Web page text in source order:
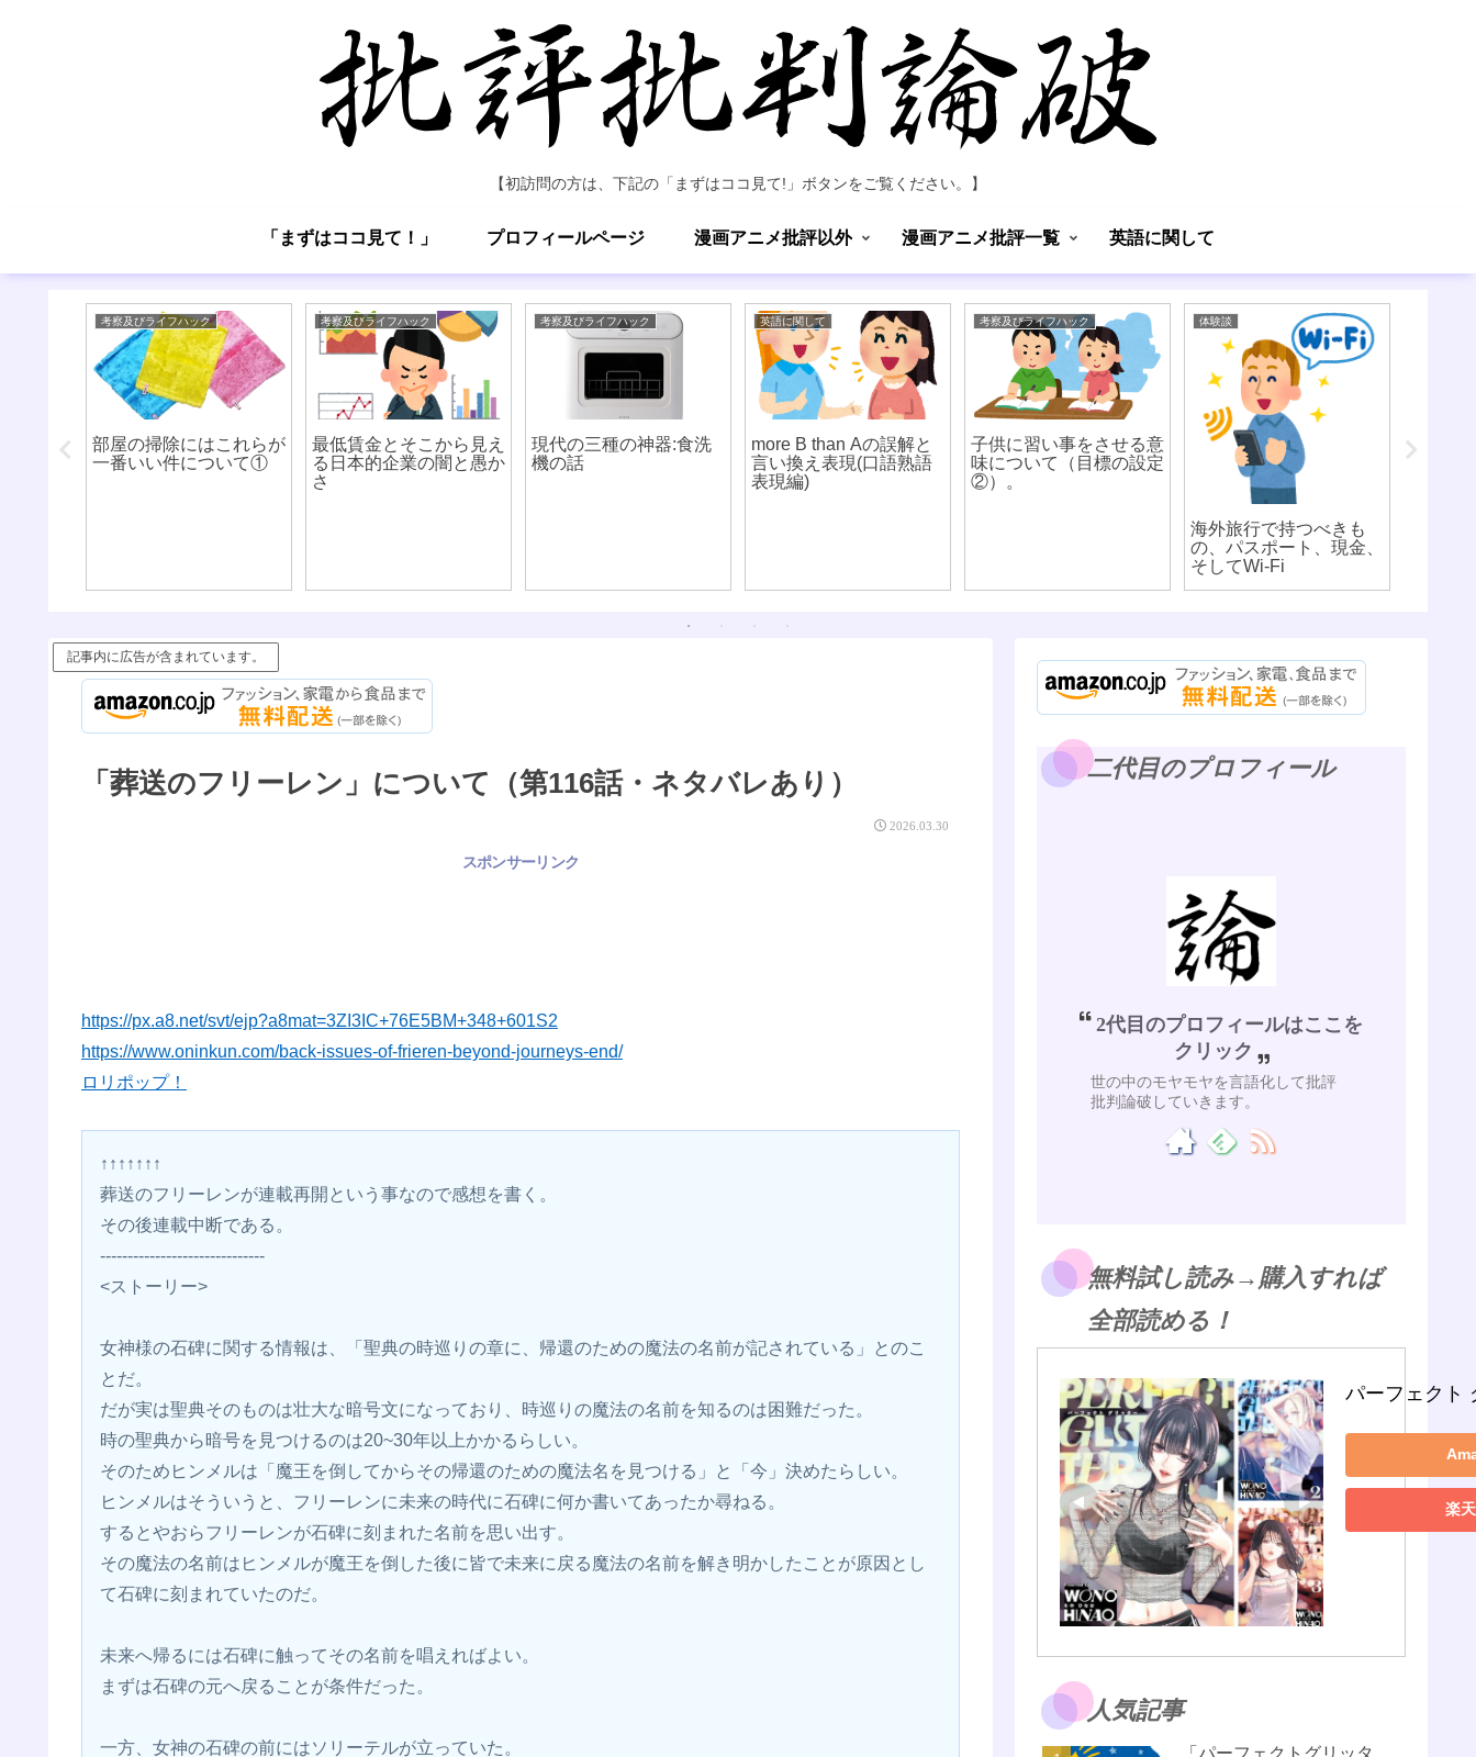
【初訪問の方は、下記の「まずはココ見て!」ボタンをご覧ください。】
「まずはココ見て！」 プロフィールページ 漫画アニメ批評以外 漫画アニメ批評一覧 英語に関して
いかに
考察及びライフハック
部屋の掃除にはこれらが
一番いい件について①
考察及びライフハック
最低賃金とそこから見え
る日本的企業の闇と愚か
さ
考察及びライフハック
現代の三種の神器:食洗
機の話
英語に関して
more B than Aの誤解と
言い換え表現(口語熟語
表現編)
考察及びライフハック
子供に習い事をさせる意
味について（目標の設定
②）。
体験談
海外旅行で持つべきも
の、パスポート、現金、
そしてWi-Fi
花粉症
記事内に広告が含まれています。
「葬送のフリーレン」について（第116話・ネタバレあり）
2026.03.30
スポンサーリンク
https://px.a8.net/svt/ejp?a8mat=3ZI3IC+76E5BM+348+601S2
https://www.oninkun.com/back-issues-of-frieren-beyond-journeys-end/
ロリポップ！
↑↑↑↑↑↑↑
葬送のフリーレンが連載再開という事なので感想を書く。
その後連載中断である。
------------------------------
<ストーリー>
女神様の石碑に関する情報は、「聖典の時巡りの章に、帰還のための魔法の名前が記されている」とのこ
とだ。
だが実は聖典そのものは壮大な暗号文になっており、時巡りの魔法の名前を知るのは困難だった。
時の聖典から暗号を見つけるのは20~30年以上かかるらしい。
そのためヒンメルは「魔王を倒してからその帰還のための魔法名を見つける」と「今」決めたらしい。
ヒンメルはそういうと、フリーレンに未来の時代に石碑に何か書いてあったか尋ねる。
するとやおらフリーレンが石碑に刻まれた名前を思い出す。
その魔法の名前はヒンメルが魔王を倒した後に皆で未来に戻る魔法の名前を解き明かしたことが原因とし
て石碑に刻まれていたのだ。
未来へ帰るには石碑に触ってその名前を唱えればよい。
まずは石碑の元へ戻ることが条件だった。
一方、女神の石碑の前にはソリーテルが立っていた。
二代目のプロフィール
2代目のプロフィールはここを
クリック
世の中のモヤモヤを言語化して批評
批判論破していきます。
無料試し読み→購入すれば
全部読める！
パーフェクト
楽
人気記事
「パーフェクトグリッタ